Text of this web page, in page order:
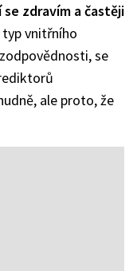
zdravím a častěji
vnitřního
se
ale proto, že